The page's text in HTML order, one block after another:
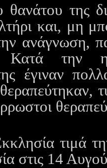
της
και, μη
ανάγνωση,
Κατά την
έγιναν
τιμά
στις 14